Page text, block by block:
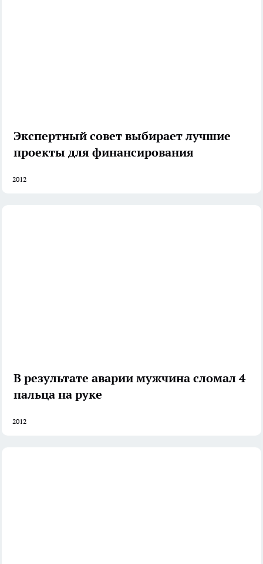
Экспертный совет выбирает лучшие
проекты для финансирования
2012
В результате аварии мужчина сломал 4
пальца на руке
2012